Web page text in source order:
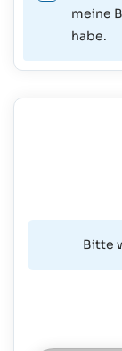
meine
habe.
Bitte